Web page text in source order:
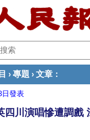
› 專題 › 文章 ：
發表
四川演唱慘遭調戲